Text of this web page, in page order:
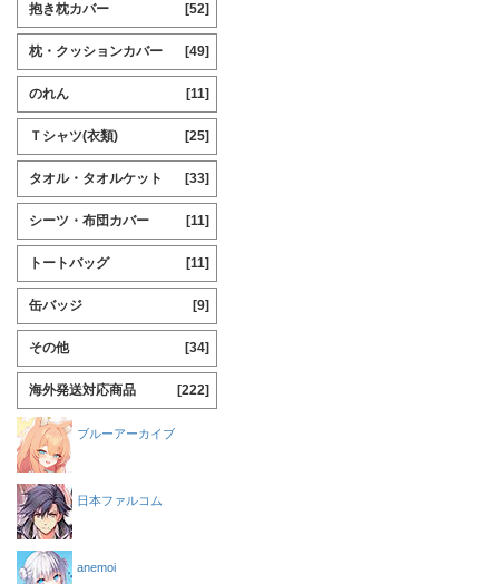
抱き枕カバー [52]
枕・クッションカバー [49]
のれん [11]
Ｔシャツ(衣類) [25]
タオル・タオルケット [33]
シーツ・布団カバー [11]
トートバッグ [11]
缶バッジ [9]
その他 [34]
海外発送対応商品 [222]
ブルーアーカイブ
日本ファルコム
anemoi